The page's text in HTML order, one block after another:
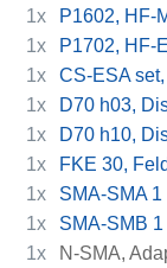
1x
P1602, HF-
1x
P1702, HF-
1x
CS-ESA
1x
D70 h03,
1x
D70 h10,
1x
FKE 30,
1x
SMA-SMA
1x
SMA-SMB
1x
N-SMA,